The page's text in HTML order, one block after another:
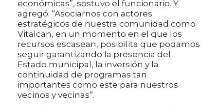
económicas”, sostuvo el funcionario. Y
agregó: “Asociarnos con actores
estratégicos de nuestra comunidad como
Vitalcan, en un momento en el que los
recursos escasean, posibilita que podamos
seguir garantizando la presencia del
Estado municipal, la inversión y la
continuidad de programas tan
importantes como este para nuestros
vecinos y vecinas”.